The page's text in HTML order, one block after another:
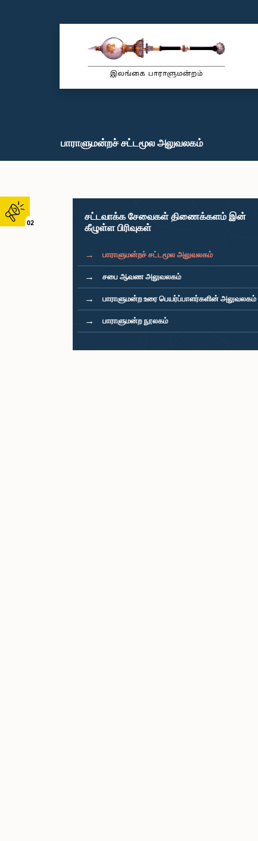
02
பாராளுமன்றச் சட்டமூல அலுவலகம்
சட்டவாக்க சேவைகள் திணைக்களம் இன்
கீழுள்ள பிரிவுகள்
பாராளுமன்றச் சட்டமூல அலுவலகம்
சபை ஆவண அலுவலகம்
பாராளுமன்ற உரை பெயர்ப்பாளர்களின் அலுவலகம்
பாராளுமன்ற நூலகம்